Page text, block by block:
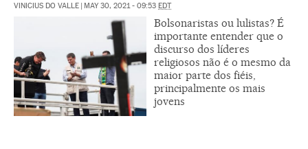
VINICIUS DO VALLE | MAY 30, 2021 - 09:53 EDT
Bolsonaristas ou lulistas? É
importante entender que o
discurso dos líderes
religiosos não é o mesmo da
maior parte dos fiéis,
principalmente os mais
jovens